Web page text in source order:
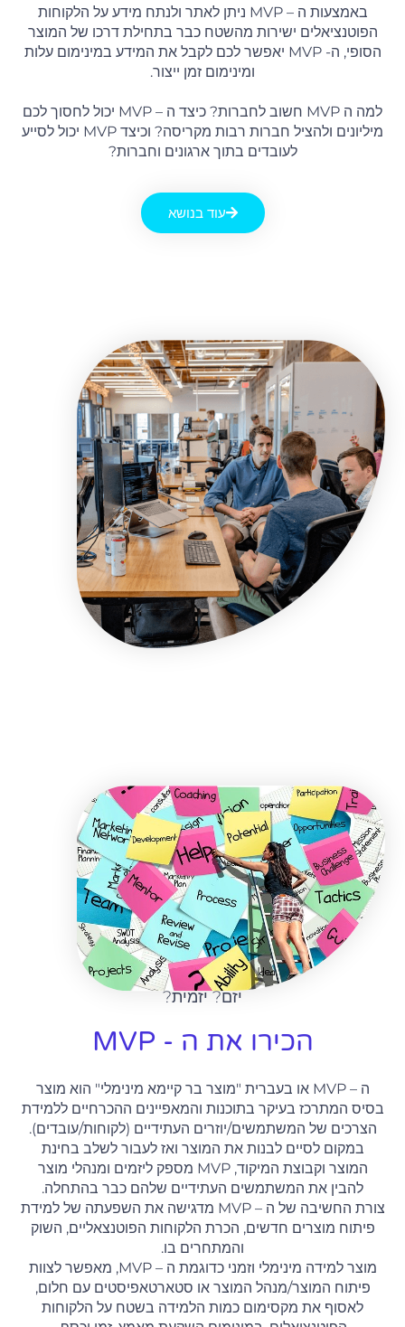
באמצעות ה – MVP ניתן לאתר ולנתח מידע על הלקוחות
הפוטנציאלים ישירות מהשטח כבר בתחילת דרכו של המוצר
הסופי, ה- MVP יאפשר לכם לקבל את המידע במינימום עלות
ומינימום זמן ייצור.
למה ה MVP חשוב לחברות? כיצד ה – MVP יכול לחסוך לכם
מיליונים ולהציל חברות רבות מקריסה? וכיצד MVP יכול לסייע
לעובדים בתוך ארגונים וחברות?
עוד בנושא
יזם? יזמית?
הכירו את ה - MVP
ה – MVP או בעברית "מוצר בר קיימא מינימלי" הוא מוצר
בסיס המתרכז בעיקר בתוכנות והמאפיינים ההכרחיים ללמידת
הצרכים של המשתמשים/יוזרים העתידיים (לקוחות/עובדים).
במקום לסיים לבנות את המוצר ואז לעבור לשלב בחינת
המוצר וקבוצת המיקוד, MVP מספק ליזמים ומנהלי מוצר
להבין את המשתמשים העתידיים שלהם כבר בהתחלה.
צורת החשיבה של ה – MVP מדגישה את השפעתה של למידת
פיתוח מוצרים חדשים, הכרת הלקוחות הפוטנצאליים, השוק
והמתחרים בו.
מוצר למידה מינימלי וזמני כדוגמת ה – MVP, מאפשר לצוות
פיתוח המוצר/מנהל המוצר או סטארטאפיסטים עם חלום,
לאסוף את מקסימום כמות הלמידה בשטח על הלקוחות